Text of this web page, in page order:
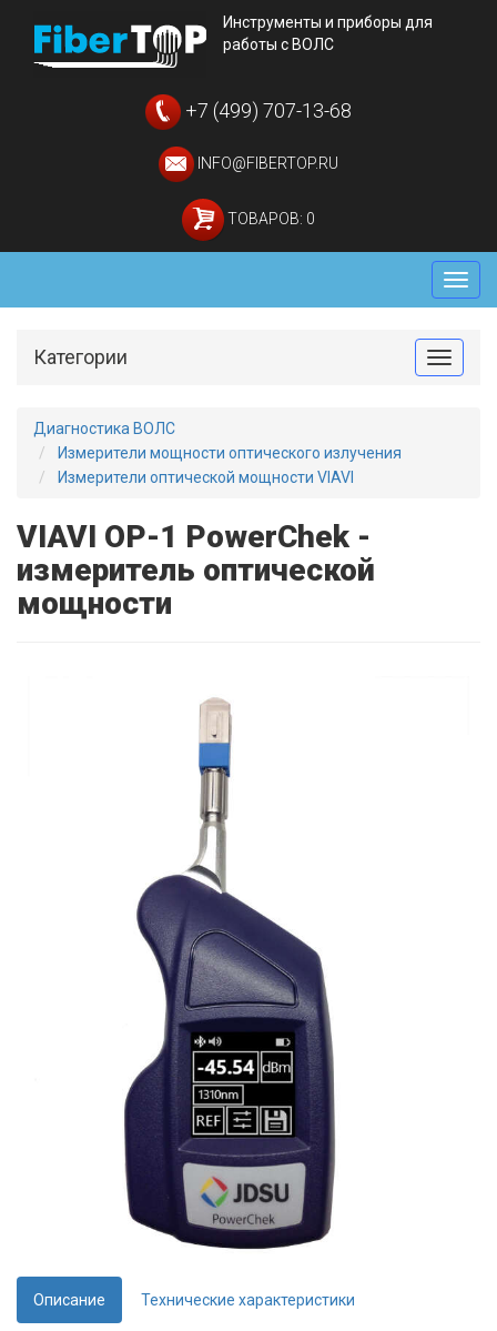
Инструменты и приборы для
работы с ВОЛС
+7 (499) 707-13-68
INFO@FIBERTOP.RU
ТОВАРОВ: 0
Меню
Toggle
Категории
Диагностика ВОЛС
Измерители мощности оптического излучения
Измерители оптической мощности VIAVI
VIAVI OP-1 PowerChek -
измеритель оптической
мощности
Описание Технические характеристики